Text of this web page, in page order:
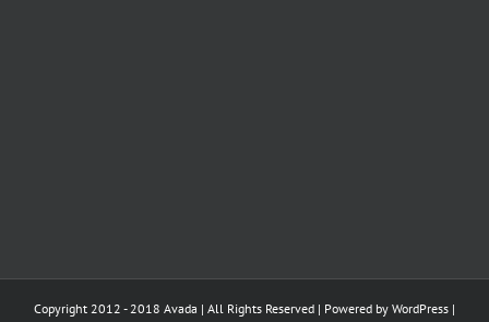
Copyright 2012 - 2018 Avada | All Rights Reserved | Powered by WordPress |